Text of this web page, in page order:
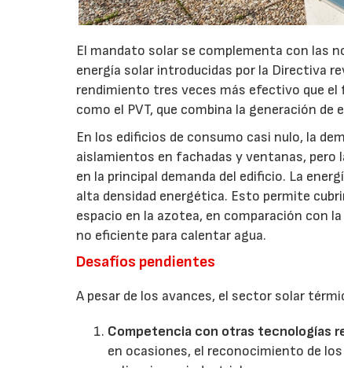
El mandato solar se complementa con las
energía solar introducidas por la Directiva
rendimiento tres veces más efectivo que
como el PVT, que combina la generación
En los edificios de consumo casi nulo, la
aislamientos en fachadas y ventanas, pero
en la principal demanda del edificio. La
alta densidad energética. Esto permite
espacio en la azotea, en comparación con
no eficiente para calentar agua.
Desafíos pendientes
A pesar de los avances, el sector solar
Competencia con otras tecnologías
en ocasiones, el reconocimiento de